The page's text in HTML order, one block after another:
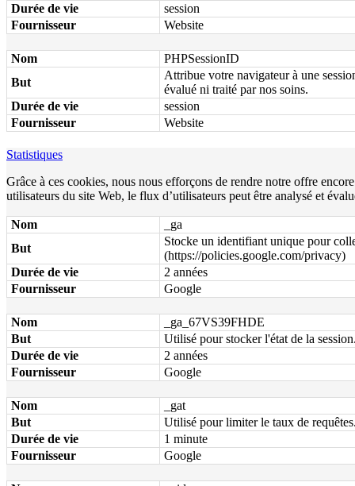
Durée de vie
session
Fournisseur
Website
Nom
PHPSessionID
But
Attribue votre navigateur à une
évalué ni traité par nos soins.
Durée de vie
session
Fournisseur
Website
Statistiques
Grâce à ces cookies, nous nous efforçons de rendre notre offre
utilisateurs du site Web, le flux d’utilisateurs peut être analysé et
Nom
_ga
But
Stocke un identifiant unique pour
(https://policies.google.com/privacy)
Durée de vie
2 années
Fournisseur
Google
Nom
_ga_67VS39FHDE
But
Utilisé pour stocker l'état de la
Durée de vie
2 années
Fournisseur
Google
Nom
_gat
But
Utilisé pour limiter le taux de
Durée de vie
1 minute
Fournisseur
Google